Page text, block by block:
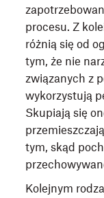
procesu. Z
różnią się od
tym, że nie
związanych z
wykorzystują
Skupiają się
tym, skąd
Kolejnym